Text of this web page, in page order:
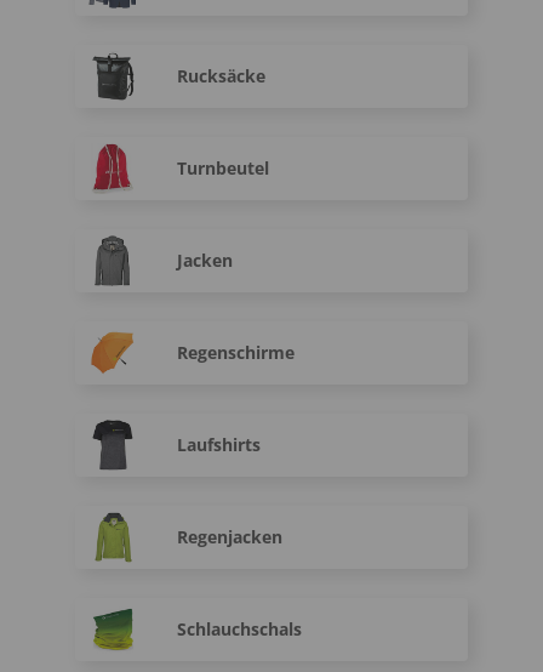
Rucksäcke
Turnbeutel
Jacken
Regenschirme
Laufshirts
Regenjacken
Schlauchschals